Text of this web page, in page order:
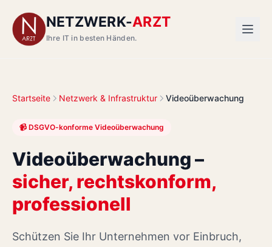
NETZWERK-ARZT
Ihre IT in besten Händen.
Startseite Netzwerk & Infrastruktur Videoüberwachung
📹 DSGVO-konforme Videoüberwachung
Videoüberwachung –
sicher, rechtskonform,
professionell
Schützen Sie Ihr Unternehmen vor Einbruch,